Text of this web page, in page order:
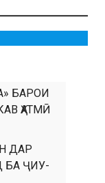
БАРОИ
ҲАТМӢ
ДАР
БА ҶИУ-